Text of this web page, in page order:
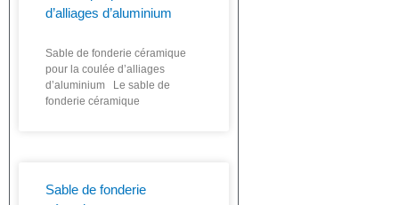
d’alliages d’aluminium
Sable de fonderie céramique
pour la coulée d’alliages
d’aluminium Le sable de
fonderie céramique
Sable de fonderie